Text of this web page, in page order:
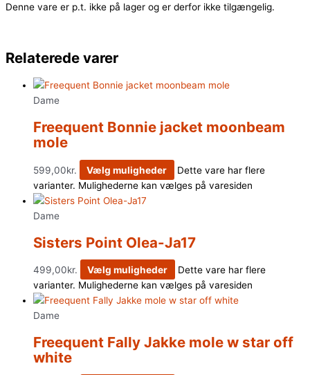
Denne vare er p.t. ikke på lager og er derfor ikke tilgængelig.
Relaterede varer
Dame
Freequent Bonnie jacket moonbeam
mole
599,00kr. Vælg muligheder
Dette vare har flere
varianter. Mulighederne kan vælges på varesiden
Dame
Sisters Point Olea-Ja17
499,00kr. Vælg muligheder
Dette vare har flere
varianter. Mulighederne kan vælges på varesiden
Dame
Freequent Fally Jakke mole w star off
white